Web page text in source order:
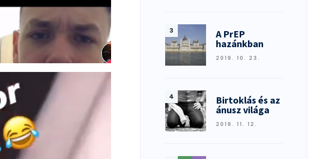
A PrEP
hazánkban
2019. 10. 23.
Birtoklás és az
ánusz világa
2019. 11. 12.